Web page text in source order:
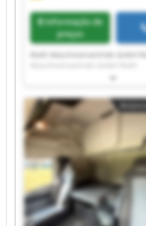
Informação de
preços
Maschinenvertrieb GmbH Rieth
Maschinenvertrieb GmbH Rieth
Maschinenvertrieb GmbH Rieth
Maschinenvertrieb GmbH Rieth
Maschinenvertrieb GmbH Rieth
Maschinenvertrieb GmbH Rieth
Maschinenvertrieb GmbH Rieth
Maschinenvertrieb GmbH Rieth
Maschinenvertrieb GmbH Rieth
Maschinenvertrieb GmbH Rieth
Maschinenvertrieb GmbH Rieth
Maschinenvertrieb GmbH Rieth
Maschinenvertrieb GmbH Rieth